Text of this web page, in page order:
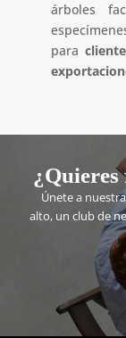
árboles
para
Únete a
alto, un club de